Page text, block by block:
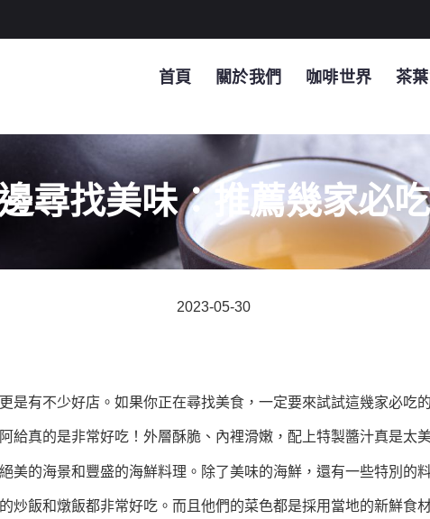
首頁 關於我們 咖啡世界 茶
尋找美味：推薦幾家必
2023-05-30
是有不少好店。如果你正在尋找美食，一定要來試試這幾家必吃的
給真的是非常好吃！外層酥脆、內裡滑嫩，配上特製醬汁真是太
美的海景和豐盛的海鮮料理。除了美味的海鮮，還有一些特別的
炒飯和燉飯都非常好吃。而且他們的菜色都是採用當地的新鮮食